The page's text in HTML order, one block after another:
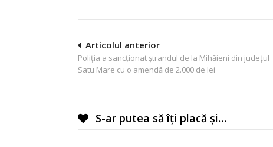
Navigare
în
Articolul anterior
Poliția a sancționat ștrandul de la Mihăieni din județul
Satu Mare cu o amendă de 2.000 de lei
S-ar putea să îți placă și…